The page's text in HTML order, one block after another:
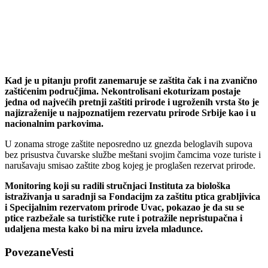
Kad je u pitanju profit zanemaruje se zaštita čak i na zvanično
zaštićenim područjima. Nekontrolisani ekoturizam postaje
jedna od najvećih pretnji zaštiti prirode i ugroženih vrsta što je
najizraženije u najpoznatijem rezervatu prirode Srbije kao i u
nacionalnim parkovima.
U zonama stroge zaštite neposredno uz gnezda beloglavih supova
bez prisustva čuvarske službe meštani svojim čamcima voze turiste i
narušavaju smisao zaštite zbog kojeg je proglašen rezervat prirode.
Monitoring koji su radili stručnjaci Instituta za biološka
istraživanja u saradnji sa Fondacijm za zaštitu ptica grabljivica
i Specijalnim rezervatom prirode Uvac, pokazao je da su se
ptice razbežale sa turističke rute i potražile nepristupačna i
udaljena mesta kako bi na miru izvela mladunce.
PovezaneVesti